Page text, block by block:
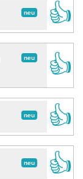
neu
👍
neu
👍
neu
👍
neu
👍